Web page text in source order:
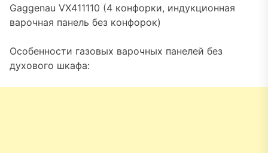
Gaggenau VX411110 (4 конфорки, индукционная
варочная панель без конфорок)
Особенности газовых варочных панелей без
духового шкафа: